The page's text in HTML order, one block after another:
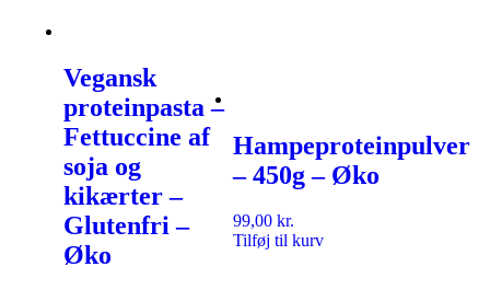
Vegansk
proteinpasta –
Fettuccine af
soja og
kikærter –
Glutenfri –
Øko
Hampeproteinpulver
– 450g – Øko
99,00 kr.
Tilføj til kurv